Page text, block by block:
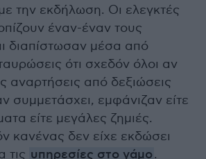
την εκδήλωση. Οι ελεγκτές
έναν-έναν τους
διαπίστωσαν μέσα από
ότι σχεδόν όλοι αν
αναρτήσεις από δεξιώσεις
συμμετάσχει, εμφάνιζαν είτε
είτε μεγάλες ζημιές.
κανένας δεν είχε εκδώσει
τις υπηρεσίες στο γάμο.